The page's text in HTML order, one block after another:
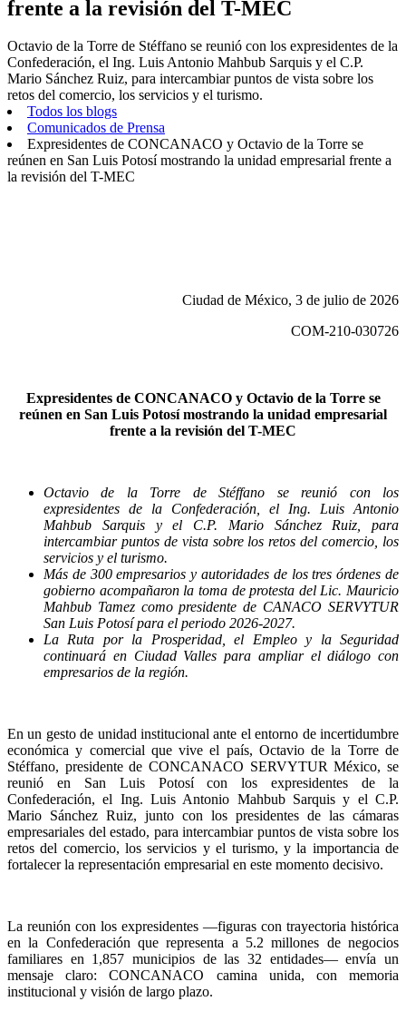
frente a la revisión del T-MEC
Octavio de la Torre de Stéffano se reunió con los expresidentes de la
Confederación, el Ing. Luis Antonio Mahbub Sarquis y el C.P.
Mario Sánchez Ruiz, para intercambiar puntos de vista sobre los
retos del comercio, los servicios y el turismo.
Todos los blogs
Comunicados de Prensa
Expresidentes de CONCANACO y Octavio de la Torre se
reúnen en San Luis Potosí mostrando la unidad empresarial frente a
la revisión del T-MEC
Ciudad de México, 3 de julio de 2026
COM-210-030726
Expresidentes de CONCANACO y Octavio de la Torre se
reúnen en San Luis Potosí mostrando la unidad empresarial
frente a la revisión del T-MEC
Octavio de la Torre de Stéffano se reunió con los
expresidentes de la Confederación, el Ing. Luis Antonio
Mahbub Sarquis y el C.P. Mario Sánchez Ruiz, para
intercambiar puntos de vista sobre los retos del comercio, los
servicios y el turismo.
Más de 300 empresarios y autoridades de los tres órdenes de
gobierno acompañaron la toma de protesta del Lic. Mauricio
Mahbub Tamez como presidente de CANACO SERVYTUR
San Luis Potosí para el periodo 2026-2027.
La Ruta por la Prosperidad, el Empleo y la Seguridad
continuará en Ciudad Valles para ampliar el diálogo con
empresarios de la región.
En un gesto de unidad institucional ante el entorno de incertidumbre
económica y comercial que vive el país, Octavio de la Torre de
Stéffano, presidente de CONCANACO SERVYTUR México, se
reunió en San Luis Potosí con los expresidentes de la
Confederación, el Ing. Luis Antonio Mahbub Sarquis y el C.P.
Mario Sánchez Ruiz, junto con los presidentes de las cámaras
empresariales del estado, para intercambiar puntos de vista sobre los
retos del comercio, los servicios y el turismo, y la importancia de
fortalecer la representación empresarial en este momento decisivo.
La reunión con los expresidentes —figuras con trayectoria histórica
en la Confederación que representa a 5.2 millones de negocios
familiares en 1,857 municipios de las 32 entidades— envía un
mensaje claro: CONCANACO camina unida, con memoria
institucional y visión de largo plazo.